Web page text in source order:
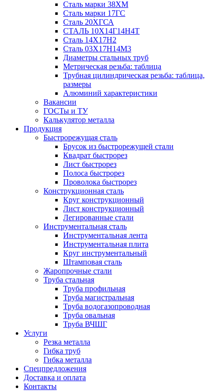
Сталь марки 38ХМ
Сталь марки 17ГС
Сталь 20ХГСА
СТАЛЬ 10Х14Г14Н4Т
Сталь 14Х17Н2
Сталь 03Х17Н14М3
Диаметры стальных труб
Метрическая резьба: таблица
Трубная цилиндрическая резьба: таблица,
размеры
Алюминий характеристики
Вакансии
ГОСТы и ТУ
Калькулятор металла
Продукция
Быстрорежущая сталь
Брусок из быстрорежущей стали
Квадрат быстрорез
Лист быстрорез
Полоса быстрорез
Проволока быстрорез
Конструкционная сталь
Круг конструкционный
Лист конструкционный
Легированные стали
Инструментальная сталь
Инструментальная лента
Инструментальная плита
Круг инструментальный
Штамповая сталь
Жаропрочные стали
Труба стальная
Труба профильная
Труба магистральная
Труба водогазопроводная
Труба овальная
Труба ВЧШГ
Услуги
Резка металла
Гибка труб
Гибка металла
Спецпредложения
Доставка и оплата
Контакты